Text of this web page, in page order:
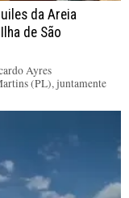
da Areia
de São
Ayres
(PL), juntamente